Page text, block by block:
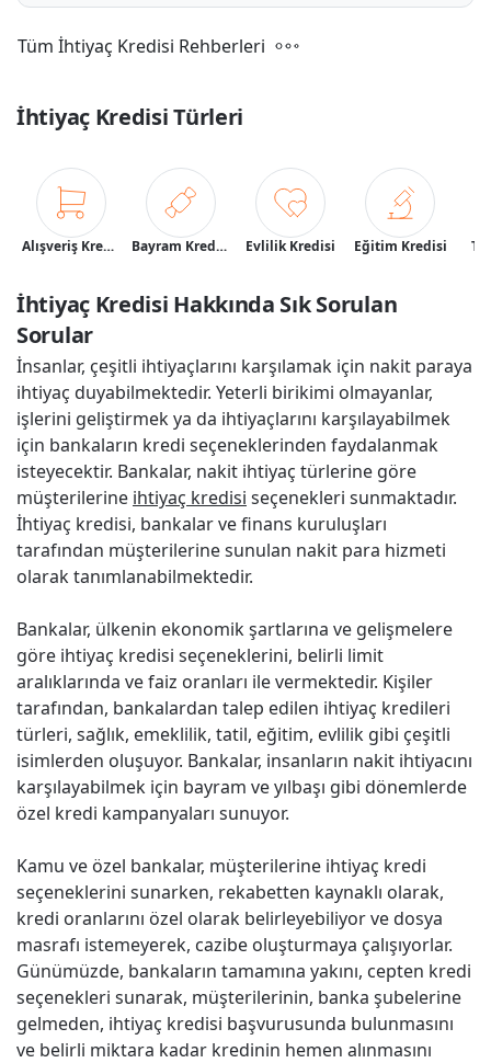
Tüm İhtiyaç Kredisi Rehberleri
İhtiyaç Kredisi Türleri
Alışveriş Kredisi Bayram Kredisi Evlilik Kredisi Eğitim Kredisi
İhtiyaç Kredisi Hakkında Sık Sorulan
Sorular
İnsanlar, çeşitli ihtiyaçlarını karşılamak için nakit paraya
ihtiyaç duyabilmektedir. Yeterli birikimi olmayanlar,
işlerini geliştirmek ya da ihtiyaçlarını karşılayabilmek
için bankaların kredi seçeneklerinden faydalanmak
isteyecektir. Bankalar, nakit ihtiyaç türlerine göre
müşterilerine ihtiyaç kredisi seçenekleri sunmaktadır.
İhtiyaç kredisi, bankalar ve finans kuruluşları
tarafından müşterilerine sunulan nakit para hizmeti
olarak tanımlanabilmektedir.
Bankalar, ülkenin ekonomik şartlarına ve gelişmelere
göre ihtiyaç kredisi seçeneklerini, belirli limit
aralıklarında ve faiz oranları ile vermektedir. Kişiler
tarafından, bankalardan talep edilen ihtiyaç kredileri
türleri, sağlık, emeklilik, tatil, eğitim, evlilik gibi çeşitli
isimlerden oluşuyor. Bankalar, insanların nakit ihtiyacını
karşılayabilmek için bayram ve yılbaşı gibi dönemlerde
özel kredi kampanyaları sunuyor.
Kamu ve özel bankalar, müşterilerine ihtiyaç kredi
seçeneklerini sunarken, rekabetten kaynaklı olarak,
kredi oranlarını özel olarak belirleyebiliyor ve dosya
masrafı istemeyerek, cazibe oluşturmaya çalışıyorlar.
Günümüzde, bankaların tamamına yakını, cepten kredi
seçenekleri sunarak, müşterilerinin, banka şubelerine
gelmeden, ihtiyaç kredisi başvurusunda bulunmasını
ve belirli miktara kadar kredinin hemen alınmasını